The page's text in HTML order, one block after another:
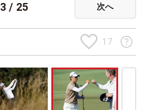
3 / 25 次へ
17